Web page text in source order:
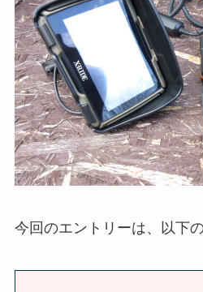
今回のエントリーは、以下